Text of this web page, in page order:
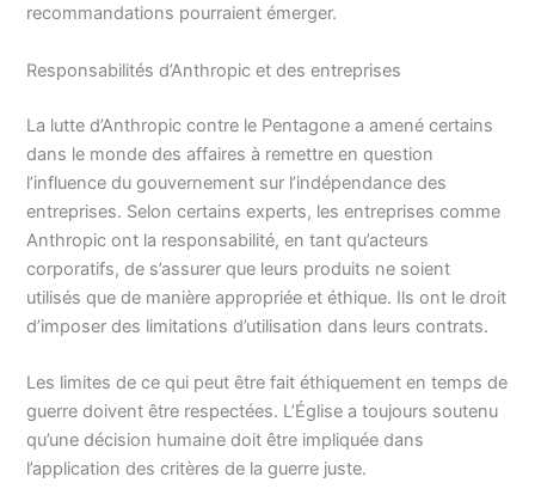
recommandations pourraient émerger.
Responsabilités d’Anthropic et des entreprises
La lutte d’Anthropic contre le Pentagone a amené certains
dans le monde des affaires à remettre en question
l’influence du gouvernement sur l’indépendance des
entreprises. Selon certains experts, les entreprises comme
Anthropic ont la responsabilité, en tant qu’acteurs
corporatifs, de s’assurer que leurs produits ne soient
utilisés que de manière appropriée et éthique. Ils ont le droit
d’imposer des limitations d’utilisation dans leurs contrats.
Les limites de ce qui peut être fait éthiquement en temps de
guerre doivent être respectées. L’Église a toujours soutenu
qu’une décision humaine doit être impliquée dans
l’application des critères de la guerre juste.